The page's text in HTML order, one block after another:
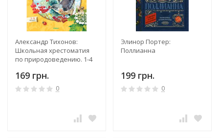
Александр Тихонов:
Школьная хрестоматия
по природоведению. 1-4
169 грн.
0
Элинор Портер:
Поллианна
199 грн.
0